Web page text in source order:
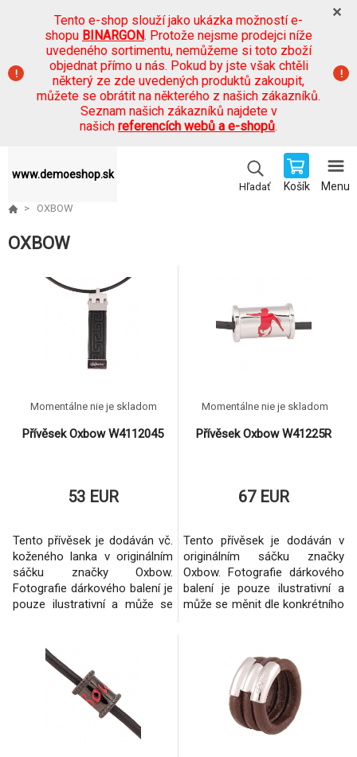
Tento e-shop slouží jako ukázka možností e-
shopu BINARGON. Protože nejsme prodejci níže
uvedeného sortimentu, nemůžeme si toto zboží
objednat přímo u nás. Pokud by jste však chtěli
některý ze zde uvedených produktů zakoupit,
můžete se obrátit na některého z našich zákazníků.
Seznam našich zákazníků najdete v
našich referencích webů a e-shopů.
www.demoeshop.sk
Hľadať Košík Menu
OXBOW
OXBOW
Přívěsek Oxbow W4112045
Momentálne nie je skladom
53 EUR
Tento přívěsek je dodáván vč.
koženého lanka v originálním
sáčku značky Oxbow.
Fotografie dárkového balení je
pouze ilustrativní a může se
originální balení dané značky.
Přívěsek Oxbow W41225R
Momentálne nie je skladom
67 EUR
Tento přívěsek je dodáván v
originálním sáčku značky
Oxbow. Fotografie dárkového
balení je pouze ilustrativní a
může se měnit dle konkrétního